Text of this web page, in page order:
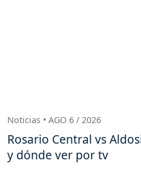
Noticias • AGO 6 / 2026
Rosario Central vs
y dónde ver por tv